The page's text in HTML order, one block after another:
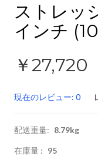
ストレッ
インチ
￥27,720
現在のレビュー: 0
配送重量: 8.79kg
在庫量 : 95